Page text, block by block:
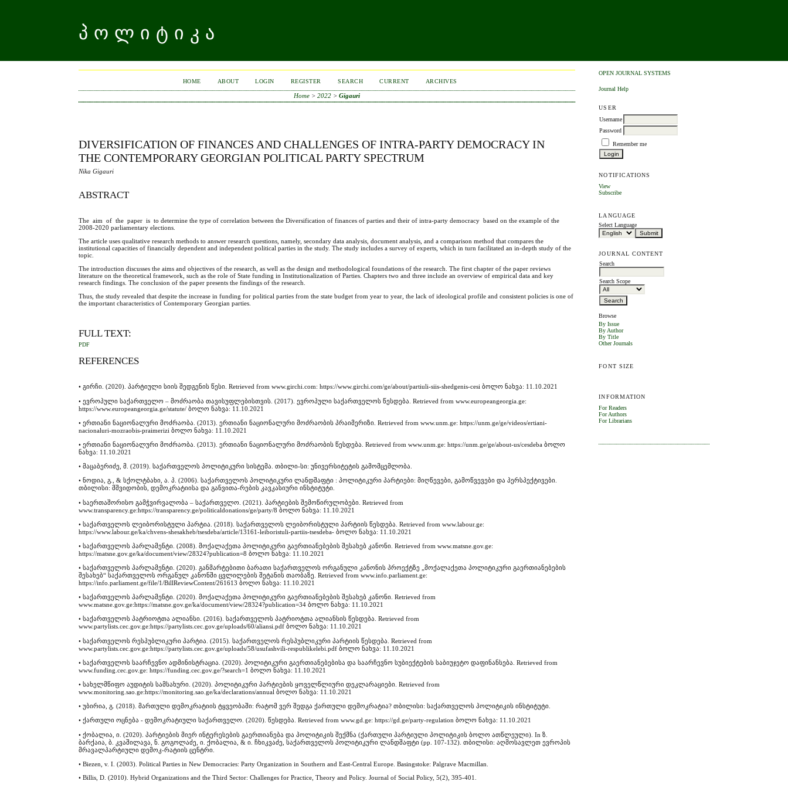
ᲞᲝᲚᲘᲢᲘᲙᲐ
OPEN JOURNAL SYSTEMS
Journal Help
USER
Username
Password
Remember me
NOTIFICATIONS
View
Subscribe
LANGUAGE
Select Language
JOURNAL CONTENT
Search
Search Scope
Browse
By Issue
By Author
By Title
Other Journals
FONT SIZE
INFORMATION
For Readers
For Authors
For Librarians
HOME ABOUT LOGIN REGISTER SEARCH CURRENT ARCHIVES
Home >2022 >Gigauri
DIVERSIFICATION OF FINANCES AND CHALLENGES OF INTRA-PARTY DEMOCRACY IN
THE CONTEMPORARY GEORGIAN POLITICAL PARTY SPECTRUM
Nika Gigauri
ABSTRACT
The aim of the paper is to determine the type of correlation between the Diversification of finances of parties and their of intra-party democracy based on the example of the
2008-2020 parliamentary elections.
The article uses qualitative research methods to answer research questions, namely, secondary data analysis, document analysis, and a comparison method that compares the
institutional capacities of financially dependent and independent political parties in the study. The study includes a survey of experts, which in turn facilitated an in-depth study of the
topic.
The introduction discusses the aims and objectives of the research, as well as the design and methodological foundations of the research. The first chapter of the paper reviews
literature on the theoretical framework, such as the role of State funding in Institutionalization of Parties. Chapters two and three include an overview of empirical data and key
research findings. The conclusion of the paper presents the findings of the research.
Thus, the study revealed that despite the increase in funding for political parties from the state budget from year to year, the lack of ideological profile and consistent policies is one of
the important characteristics of Contemporary Georgian parties.
FULL TEXT:
PDF
REFERENCES
• გირჩი. (2020). პარტიული სიის შედგენის წესი. Retrieved from www.girchi.com: https://www.girchi.com/ge/about/partiuli-siis-shedgenis-cesi ბოლო ნახვა: 11.10.2021
• ევროპული საქართველო – მოძრაობა თავისუფლებისთვის. (2017). ევროპული საქართველოს წესდება. Retrieved from www.europeangeorgia.ge:
https://www.europeangeorgia.ge/statute/ ბოლო ნახვა: 11.10.2021
• ერთიანი ნაციონალური მოძრაობა. (2013). ერთიანი ნაციონალური მოძრაობის პრაიმერიზი. Retrieved from www.unm.ge: https://unm.ge/ge/videos/ertiani-
nacionaluri-mozraobis-praimerizi ბოლო ნახვა: 11.10.2021
• ერთიანი ნაციონალური მოძრაობა. (2013). ერთიანი ნაციონალური მოძრაობის წესდება. Retrieved from www.unm.ge: https://unm.ge/ge/about-us/cesdeba ბოლო
ნახვა: 11.10.2021
• მაცაბერიძე, მ. (2019). საქართველოს პოლიტიკური სისტემა. თბილი-სი: უნივერსიტეტის გამომცემლობა.
• ნოდია, გ., & სქოლტბახი, ა. პ. (2006). საქართველოს პოლიტიკური ლანდშაფტი : პოლიტიკური პარტიები: მიღწევები, გამოწვევები და პერსპექტივები.
თბილისი: მშვიდობის, დემოკრატიისა და განვითა-რების კავკასიური ინსტიტუტი.
• საერთაშორისო გამჭვირვალობა – საქართველო. (2021). პარტიების შემოწირულობები. Retrieved from
www.transparency.ge:https://transparency.ge/politicaldonations/ge/party/8 ბოლო ნახვა: 11.10.2021
• საქართველოს ლეიბორისტული პარტია. (2018). საქართველოს ლეიბორისტული პარტიის წესდება. Retrieved from www.labour.ge:
https://www.labour.ge/ka/chvens-shesakheb/tsesdeba/article/13161-leiboristuli-partiis-tsesdeba- ბოლო ნახვა: 11.10.2021
• საქართველოს პარლამენტი. (2008). მოქალაქეთა პოლიტიკური გაერთიანებების შესახებ კანონი. Retrieved from www.matsne.gov.ge:
https://matsne.gov.ge/ka/document/view/28324?publication=8 ბოლო ნახვა: 11.10.2021
• საქართველოს პარლამენტი. (2020). განმარტებითი ბარათი საქართველოს ორგანული კანონის პროექტზე „მოქალაქეთა პოლიტიკური გაერთიანებების
შესახებ“ საქართველოს ორგანულ კანონში ცვლილების შეტანის თაობაზე. Retrieved from www.info.parliament.ge:
https://info.parliament.ge/file/1/BillReviewContent/261613 ბოლო ნახვა: 11.10.2021
• საქართველოს პარლამენტი. (2020). მოქალაქეთა პოლიტიკური გაერთიანებების შესახებ კანონი. Retrieved from
www.matsne.gov.ge:https://matsne.gov.ge/ka/document/view/28324?publication=34 ბოლო ნახვა: 11.10.2021
• საქართველოს პატრიოტთა ალიანსი. (2016). საქართველოს პატრიოტთა ალიანსის წესდება. Retrieved from
www.partylists.cec.gov.ge:https://partylists.cec.gov.ge/uploads/60/aliansi.pdf ბოლო ნახვა: 11.10.2021
• საქართველოს რესპუბლიკური პარტია. (2015). საქართველოს რესპუბლიკური პარტიის წესდება. Retrieved from
www.partylists.cec.gov.ge:https://partylists.cec.gov.ge/uploads/58/usufashvili-respublikelebi.pdf ბოლო ნახვა: 11.10.2021
• საქართველოს საარჩევნო ადმინისტრაცია. (2020). პოლიტიკური გაერთიანებებისა და საარჩევნო სუბიექტების საბიუჯეტო დაფინანსება. Retrieved from
www.funding.cec.gov.ge: https://funding.cec.gov.ge/?search=1 ბოლო ნახვა: 11.10.2021
• სახელმწიფო აუდიტის სამსახური. (2020). პოლიტიკური პარტიების ყოველწლიური დეკლარაციები. Retrieved from
www.monitoring.sao.ge:https://monitoring.sao.ge/ka/declarations/annual ბოლო ნახვა: 11.10.2021
• უბირია, გ. (2018). მართული დემოკრატიის ტყვეობაში: რატომ ვერ შედგა ქართული დემოკრატია? თბილისი: საქართველოს პოლიტიკის ინსტიტუტი.
• ქართული ოცნება - დემოკრატიული საქართველო. (2020). წესდება. Retrieved from www.gd.ge: https://gd.ge/party-regulation ბოლო ნახვა: 11.10.2021
• ქობალია, ი. (2020). პარტიების მიერ ინტერესების გაერთიანება და პოლიტიკის შექმნა (ქართული პარტიული პოლიტიკის ბოლო ათწლეული). In ზ.
ბარქაია, ბ. კვაშილავა, ნ. გოგოლაძე, ი. ქობალია, & ი. ჩხიკვაძე, საქართველოს პოლიტიკური ლანდშაფტი (pp. 107-132). თბილისი: აღმოსავლეთ ევროპის
მრავალპარტიული დემოკ-რატიის ცენტრი.
• Biezen, v. I. (2003). Political Parties in New Democracies: Party Organization in Southern and East-Central Europe. Basingstoke: Palgrave Macmillan.
• Billis, D. (2010). Hybrid Organizations and the Third Sector: Challenges for Practice, Theory and Policy. Journal of Social Policy, 5(2), 395-401.